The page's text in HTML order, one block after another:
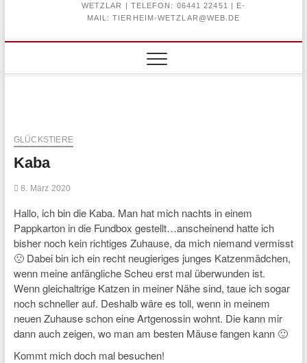
WETZLAR | TELEFON: 06441 22451 | E-
MAIL: TIERHEIM-WETZLAR@WEB.DE
GLÜCKSTIERE
Kaba
8. März 2020
Hallo, ich bin die Kaba. Man hat mich nachts in einem
Pappkarton in die Fundbox gestellt…anscheinend hatte ich
bisher noch kein richtiges Zuhause, da mich niemand vermisst
🙁 Dabei bin ich ein recht neugieriges junges Katzenmädchen,
wenn meine anfängliche Scheu erst mal überwunden ist.
Wenn gleichaltrige Katzen in meiner Nähe sind, taue ich sogar
noch schneller auf. Deshalb wäre es toll, wenn in meinem
neuen Zuhause schon eine Artgenossin wohnt. Die kann mir
dann auch zeigen, wo man am besten Mäuse fangen kann 🙂
Kommt mich doch mal besuchen!